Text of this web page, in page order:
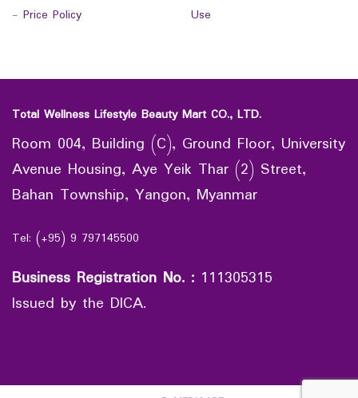
- Price Policy
Use
Total Wellness Lifestyle Beauty Mart CO., LTD.
Room 004, Building (C), Ground Floor, University
Avenue Housing, Aye Yeik Thar (2) Street,
Bahan Township, Yangon, Myanmar
Tel: (+95) 9 797145500
Business Registration No. : 111305315
Issued by the DICA.